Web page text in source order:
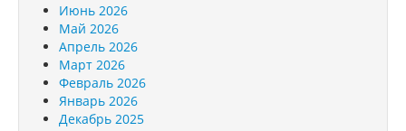
Июнь 2026
Май 2026
Апрель 2026
Март 2026
Февраль 2026
Январь 2026
Декабрь 2025